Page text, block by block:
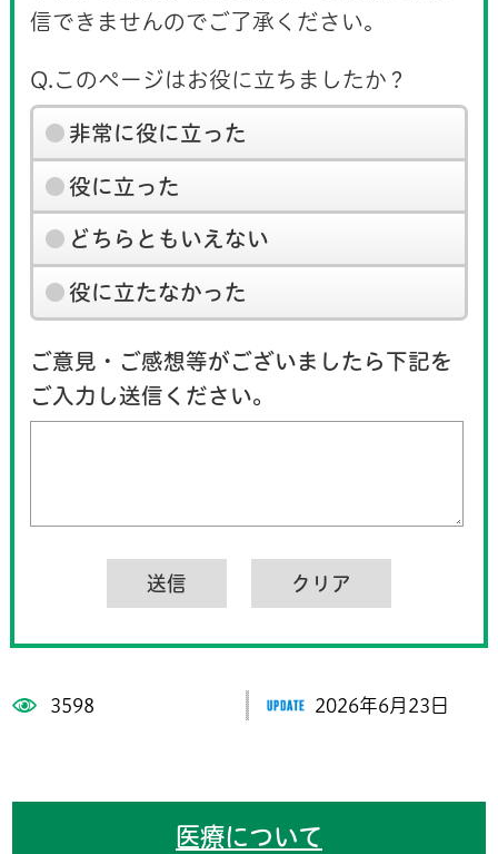
信できませんのでご了承ください。
Q.このページはお役に立ちましたか？
非常に役に立った
役に立った
どちらともいえない
役に立たなかった
ご意見・ご感想等がございましたら下記を
ご入力し送信ください。
3598 2026年6月23日
医療について